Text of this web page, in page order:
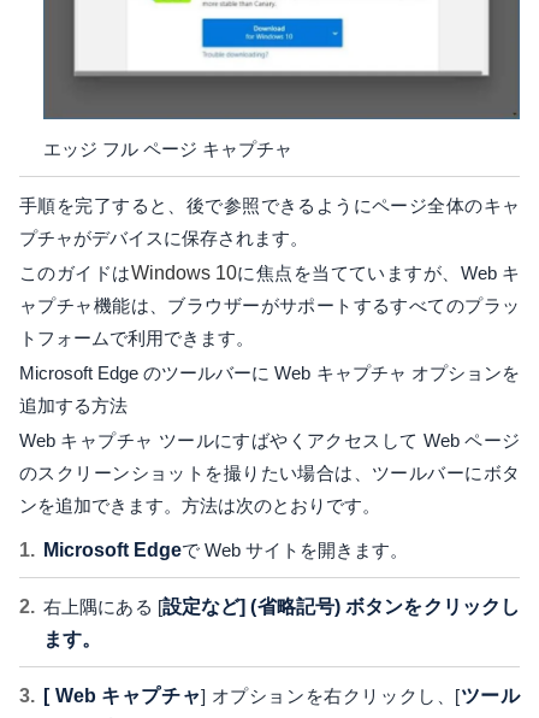
エッジ フル ページ キャプチャ
手順を完了すると、後で参照できるようにページ全体のキャ
プチャがデバイスに保存されます。
このガイドはWindows 10に焦点を当てていますが、Web キ
ャプチャ機能は、ブラウザーがサポートするすべてのプラッ
トフォームで利用できます。
Microsoft Edge のツールバーに Web キャプチャ オプションを
追加する方法
Web キャプチャ ツールにすばやくアクセスして Web ページ
のスクリーンショットを撮りたい場合は、ツールバーにボタ
ンを追加できます。方法は次のとおりです。
Microsoft Edgeで Web サイトを開きます。
右上隅にある [設定など] (省略記号) ボタンをクリックし
ます。
[ Web キャプチャ] オプションを右クリックし、[ツール